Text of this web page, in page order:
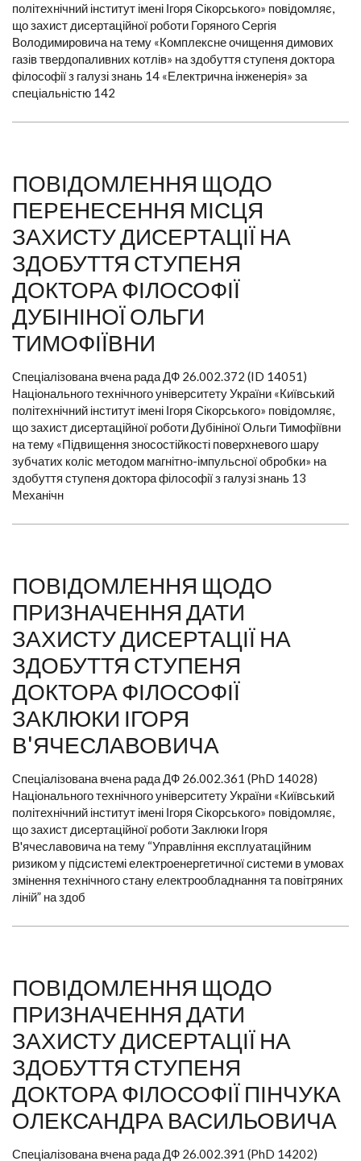
політехнічний інститут імені Ігоря Сікорського» повідомляє,
що захист дисертаційної роботи Горяного Сергія
Володимировича на тему «Комплексне очищення димових
газів твердопаливних котлів» на здобуття ступеня доктора
філософії з галузі знань 14 «Електрична інженерія» за
спеціальністю 142
ПОВІДОМЛЕННЯ ЩОДО
ПЕРЕНЕСЕННЯ МІСЦЯ
ЗАХИСТУ ДИСЕРТАЦІЇ НА
ЗДОБУТТЯ СТУПЕНЯ
ДОКТОРА ФІЛОСОФІЇ
ДУБІНІНОЇ ОЛЬГИ
ТИМОФІЇВНИ
Спеціалізована вчена рада ДФ 26.002.372 (ID 14051)
Національного технічного університету України «Київський
політехнічний інститут імені Ігоря Сікорського» повідомляє,
що захист дисертаційної роботи Дубініної Ольги Тимофіївни
на тему «Підвищення зносостійкості поверхневого шару
зубчатих коліс методом магнітно-імпульсної обробки» на
здобуття ступеня доктора філософії з галузі знань 13
Механічн
ПОВІДОМЛЕННЯ ЩОДО
ПРИЗНАЧЕННЯ ДАТИ
ЗАХИСТУ ДИСЕРТАЦІЇ НА
ЗДОБУТТЯ СТУПЕНЯ
ДОКТОРА ФІЛОСОФІЇ
ЗАКЛЮКИ ІГОРЯ
В'ЯЧЕСЛАВОВИЧА
Спеціалізована вчена рада ДФ 26.002.361 (PhD 14028)
Національного технічного університету України «Київський
політехнічний інститут імені Ігоря Сікорського» повідомляє,
що захист дисертаційної роботи Заклюки Ігоря
В'ячеславовича на тему “Управління експлуатаційним
ризиком у підсистемі електроенергетичної системи в умовах
змінення технічного стану електрообладнання та повітряних
ліній” на здоб
ПОВІДОМЛЕННЯ ЩОДО
ПРИЗНАЧЕННЯ ДАТИ
ЗАХИСТУ ДИСЕРТАЦІЇ НА
ЗДОБУТТЯ СТУПЕНЯ
ДОКТОРА ФІЛОСОФІЇ ПІНЧУКА
ОЛЕКСАНДРА ВАСИЛЬОВИЧА
Спеціалізована вчена рада ДФ 26.002.391 (PhD 14202)